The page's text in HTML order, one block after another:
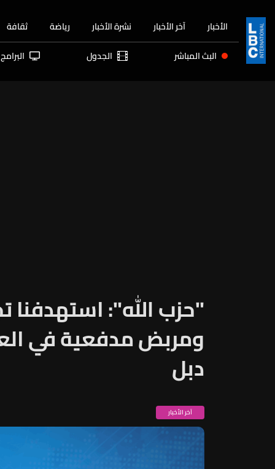
الأخبار آخر الأخبار نشرة الأخبار رياضة ثقافة
البث المباشر الجدول البرامج
"حزب الله": استهدفنا
ومربض مدفعية في
دبل
آخر الأخبار